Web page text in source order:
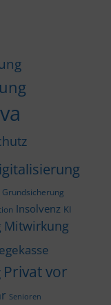
Grundsicherung
Insolvenz KI
Mitwirkung
Privat vor
Senioren